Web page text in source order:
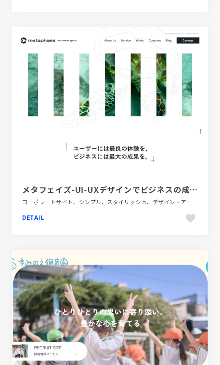
メタフェイズ-UI-UXデザインでビジネスの成長に貢献するWeb制作会社
コーポレートサイト、シンプル、スタイリッシュ、デザイン・アート・音楽・文芸、ホワイト系、ポップ、金融・法律・人材・専門職
DETAIL